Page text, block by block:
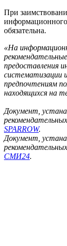
При
информационного
обязательна.
«На
предоставления
систематизации
предпочтениям
находящихся на
Документ,
SPARROW.
Документ,
СМИ24.